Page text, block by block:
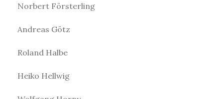
Norbert Försterling
Andreas Götz
Roland Halbe
Heiko Hellwig